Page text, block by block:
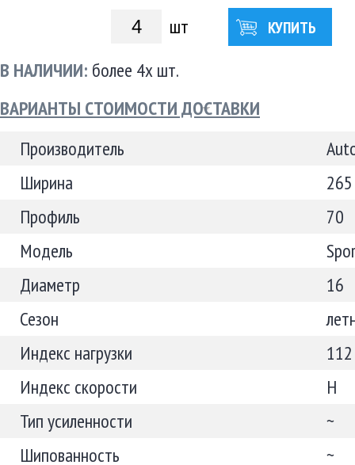
шт КУПИТЬ
В НАЛИЧИИ: более 4х шт.
ВАРИАНТЫ СТОИМОСТИ ДОСТАВКИ
Производитель
Ширина
265
Профиль
70
Модель
Диаметр
16
Сезон
Индекс нагрузки
112
Индекс скорости
H
Тип усиленности
~
Шипованность
~